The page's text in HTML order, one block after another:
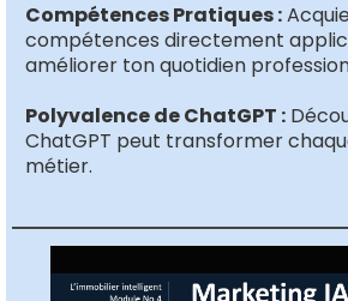
Compétences Pratiques :
compétences directement
améliorer ton quotidien
Polyvalence de ChatGPT :
ChatGPT peut transformer
métier.